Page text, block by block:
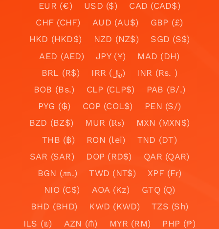
EUR (€) USD ($)
CAD (CAD$)
CHF (CHF)
AUD (AU$)
GBP (£)
HKD (HKD$)
NZD (NZ$)
SGD (S$)
AED (AED)
JPY (¥)
MAD (DH)
BRL (R$)
IRR (﷼)
INR (Rs. )
BOB (Bs.)
CLP (CLP$)
PAB (B/.)
PYG (₲)
COP (COL$)
PEN (S/)
BZD (BZ$)
MUR (₨)
MXN (MXN$)
THB (฿)
RON (lei)
TND (DT)
SAR (SAR)
DOP (RD$)
QAR (QAR)
BGN (лв.)
TWD (NT$)
XPF (Fr)
NIO (C$)
AOA (Kz)
GTQ (Q)
BHD (BHD)
KWD (KWD)
TZS (Sh)
ILS (₪)
AZN (₼) MYR (RM)
PHP (₱)